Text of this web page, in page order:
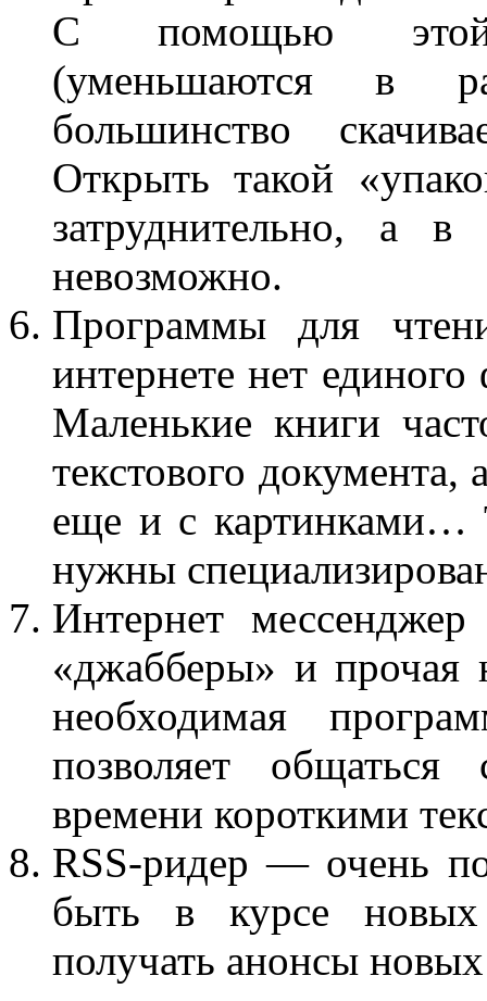
С помощью этой
(уменьшаются в
большинство
Открыть такой
затруднительно, а в
невозможно.
Программы для
интернете нет
Маленькие книги
текстового
еще и с картинками…
нужны
Интернет
«джабберы» и прочая
необходимая
позволяет
времени короткими
RSS-ридер — очень
быть в курсе
получать анонсы